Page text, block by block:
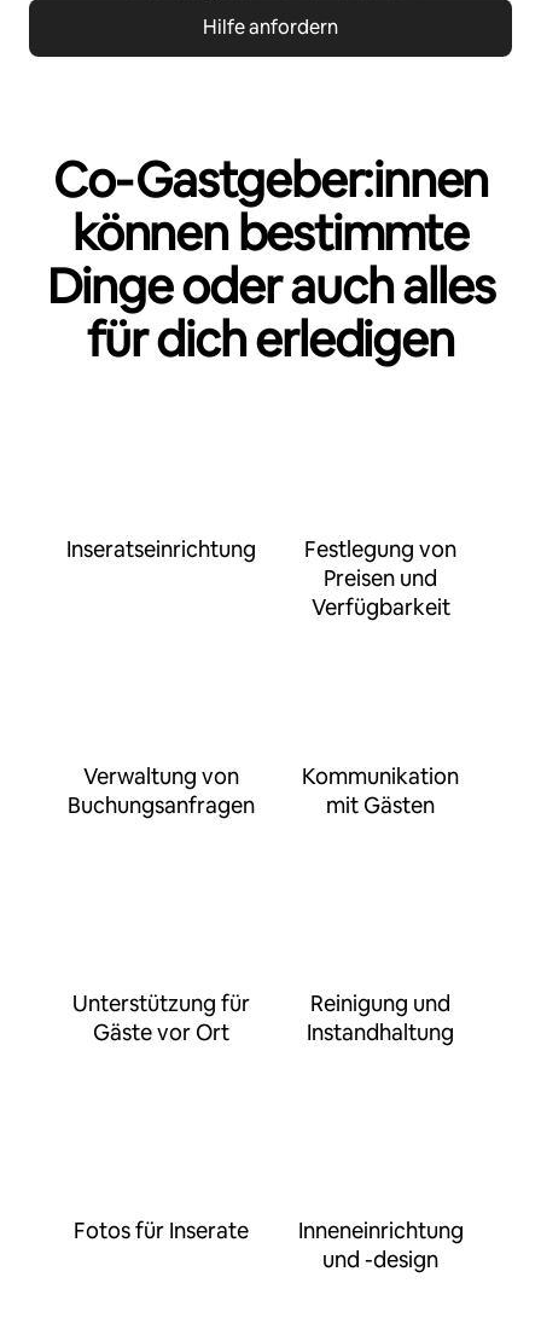
Hilfe anfordern
Co‑Gastgeber:innen
können bestimmte
Dinge oder auch alles
für dich erledigen
Inseratseinrichtung
Festlegung von
Preisen und
Verfügbarkeit
Verwaltung von
Buchungsanfragen
Kommunikation
mit Gästen
Unterstützung für
Gäste vor Ort
Reinigung und
Instandhaltung
Fotos für Inserate
Inneneinrichtung
und -design